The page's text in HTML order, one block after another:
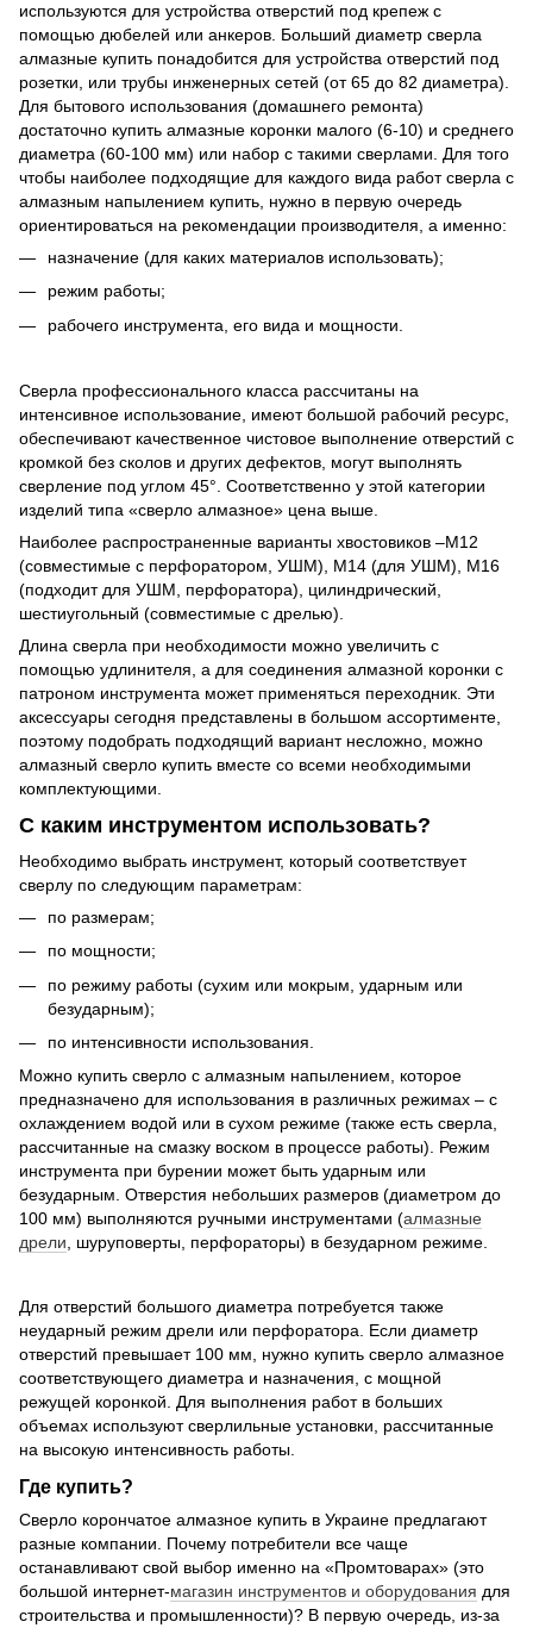
используются для устройства отверстий под крепеж с
помощью дюбелей или анкеров. Больший диаметр сверла
алмазные купить понадобится для устройства отверстий под
розетки, или трубы инженерных сетей (от 65 до 82 диаметра).
Для бытового использования (домашнего ремонта)
достаточно купить алмазные коронки малого (6-10) и среднего
диаметра (60-100 мм) или набор с такими сверлами. Для того
чтобы наиболее подходящие для каждого вида работ сверла с
алмазным напылением купить, нужно в первую очередь
ориентироваться на рекомендации производителя, а именно:
назначение (для каких материалов использовать);
режим работы;
рабочего инструмента, его вида и мощности.
Сверла профессионального класса рассчитаны на
интенсивное использование, имеют большой рабочий ресурс,
обеспечивают качественное чистовое выполнение отверстий с
кромкой без сколов и других дефектов, могут выполнять
сверление под углом 45°. Соответственно у этой категории
изделий типа «сверло алмазное» цена выше.
Наиболее распространенные варианты хвостовиков –М12
(совместимые с перфоратором, УШМ), М14 (для УШМ), М16
(подходит для УШМ, перфоратора), цилиндрический,
шестиугольный (совместимые с дрелью).
Длина сверла при необходимости можно увеличить с
помощью удлинителя, а для соединения алмазной коронки с
патроном инструмента может применяться переходник. Эти
аксессуары сегодня представлены в большом ассортименте,
поэтому подобрать подходящий вариант несложно, можно
алмазный сверло купить вместе со всеми необходимыми
комплектующими.
С каким инструментом использовать?
Необходимо выбрать инструмент, который соответствует
сверлу по следующим параметрам:
по размерам;
по мощности;
по режиму работы (сухим или мокрым, ударным или
безударным);
по интенсивности использования.
Можно купить сверло с алмазным напылением, которое
предназначено для использования в различных режимах – с
охлаждением водой или в сухом режиме (также есть сверла,
рассчитанные на смазку воском в процессе работы). Режим
инструмента при бурении может быть ударным или
безударным. Отверстия небольших размеров (диаметром до
100 мм) выполняются ручными инструментами (алмазные
дрели, шуруповерты, перфораторы) в безударном режиме.
Для отверстий большого диаметра потребуется также
неударный режим дрели или перфоратора. Если диаметр
отверстий превышает 100 мм, нужно купить сверло алмазное
соответствующего диаметра и назначения, с мощной
режущей коронкой. Для выполнения работ в больших
объемах используют сверлильные установки, рассчитанные
на высокую интенсивность работы.
Где купить?
Сверло корончатое алмазное купить в Украине предлагают
разные компании. Почему потребители все чаще
останавливают свой выбор именно на «Промтоварах» (это
большой интернет-магазин инструментов и оборудования для
строительства и промышленности)? В первую очередь, из-за